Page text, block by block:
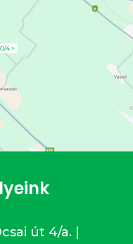
út 4/a. |